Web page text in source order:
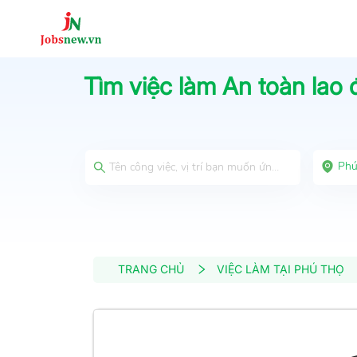
Tìm việc làm An toàn lao
TRANG CHỦ VIỆC LÀM TẠI PHÚ THỌ